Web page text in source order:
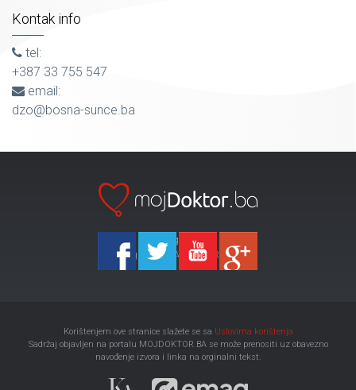
Kontak info
tel:
+387 33 755 547
email:
dzo@bosna-sunce.ba
Ka-Agencija
Copyright 2026 All Right Reserved
Korištenjem ove stranice slažete se sa Uslovima korištenja
Sadržaj objavljen na portalu MOJDOKTOR.BA se može prenositi uz obavezno
navođenje izvora i linka na orginalni tekst.